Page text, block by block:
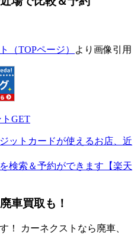
（TOPページ） より画像引用
GET
ットカードが使えるお店、近
検索＆予約ができます【楽天
車買取も！
！ カーネクストなら廃車、